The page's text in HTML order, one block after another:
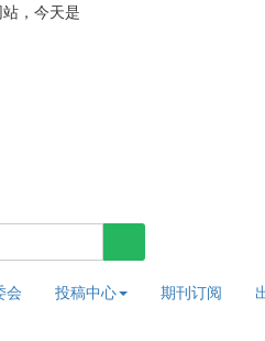
，今天是
会 投稿中心 期刊订阅